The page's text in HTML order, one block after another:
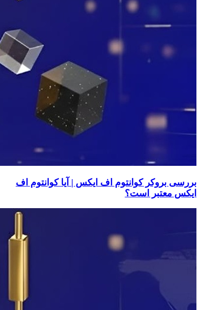
بررسی بروکر کوانتوم اف ایکس | آیا کوانتوم اف
ایکس معتبر است؟